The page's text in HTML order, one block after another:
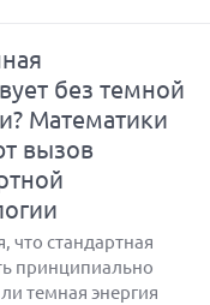
без темной
Математики
вызов
что стандартная
принципиально
темная энергия